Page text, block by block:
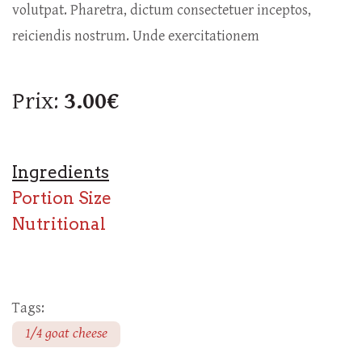
volutpat. Pharetra, dictum consectetuer inceptos,
reiciendis nostrum. Unde exercitationem
Prix: 3.00€
Ingredients
Portion Size
Nutritional
Tags:
1/4 goat cheese